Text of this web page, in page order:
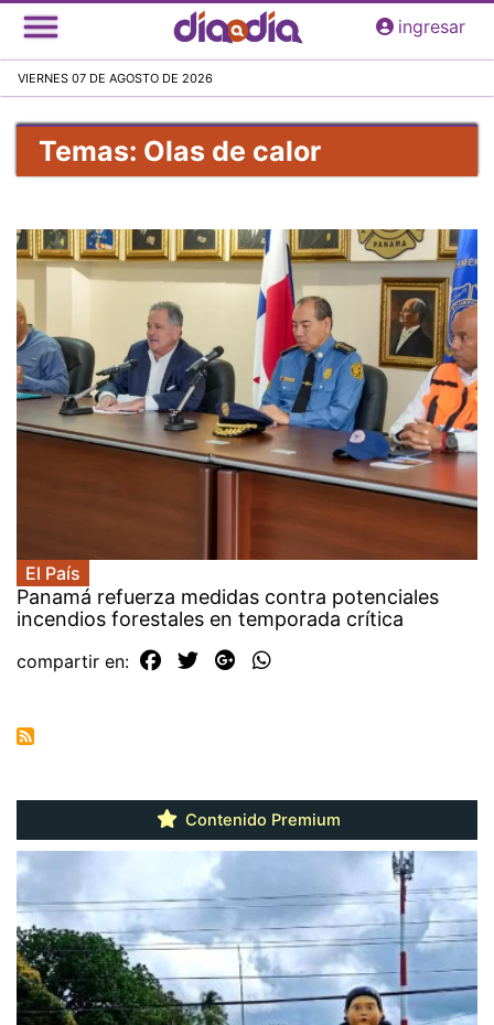
Pasar
al
principal
ingresar
VIERNES 07 DE AGOSTO DE 2026
Temas: Olas de calor
El País
Panamá refuerza medidas contra potenciales
incendios forestales en temporada crítica
compartir en:
Contenido Premium